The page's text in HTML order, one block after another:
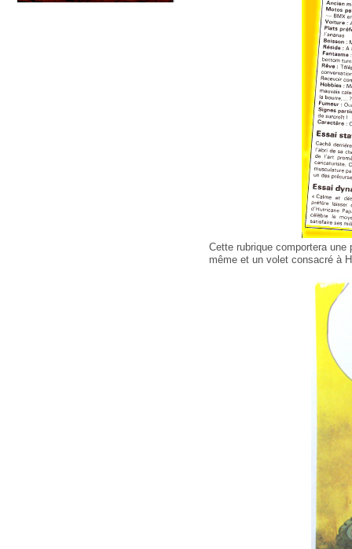
Cette rubrique comportera
même et un volet consacré à